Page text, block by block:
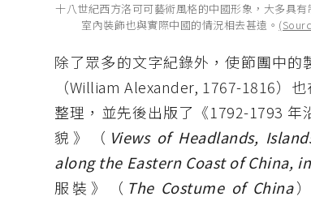
十八世紀西方洛可可藝術風格的中國形象，大多具
室內裝飾也與實際中國的情況相去甚遠。
除了眾多的文字紀錄外，使節團中
（William Alexander, 1767-1816）
整理，並先後出版了《1792-1793
貌》（ Views of Headlands,
along the Eastern Coast of China,
服裝》（ The Costume of China